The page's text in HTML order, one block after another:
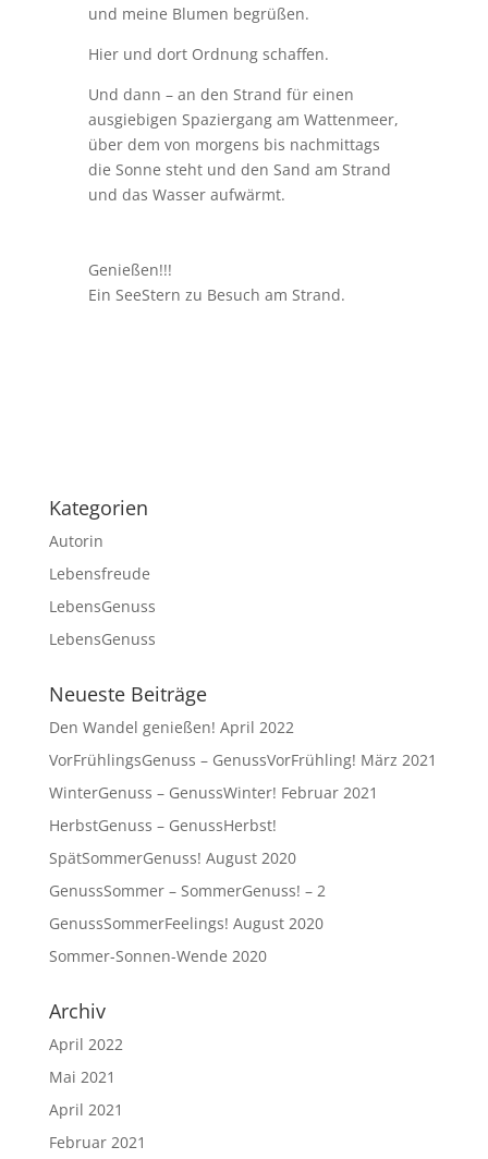
und meine Blumen begrüßen.
Hier und dort Ordnung schaffen.
Und dann – an den Strand für einen
ausgiebigen Spaziergang am Wattenmeer,
über dem von morgens bis nachmittags
die Sonne steht und den Sand am Strand
und das Wasser aufwärmt.
Genießen!!!
Ein SeeStern zu Besuch am Strand.
Kategorien
Autorin
Lebensfreude
LebensGenuss
LebensGenuss
Neueste Beiträge
Den Wandel genießen! April 2022
VorFrühlingsGenuss – GenussVorFrühling! März 2021
WinterGenuss – GenussWinter! Februar 2021
HerbstGenuss – GenussHerbst!
SpätSommerGenuss! August 2020
GenussSommer – SommerGenuss! – 2
GenussSommerFeelings! August 2020
Sommer-Sonnen-Wende 2020
Archiv
April 2022
Mai 2021
April 2021
Februar 2021